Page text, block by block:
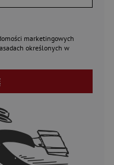
marketingowych
określonych w